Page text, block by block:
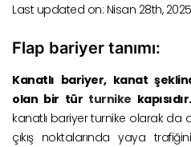
Last updated on: Nisan 28th, 2025
Flap bariyer tanımı:
Kanatlı bariyer, kanat
olan bir tür turnike kapısıdır.
kanatlı bariyer turnike olarak da
çıkış noktalarında yaya